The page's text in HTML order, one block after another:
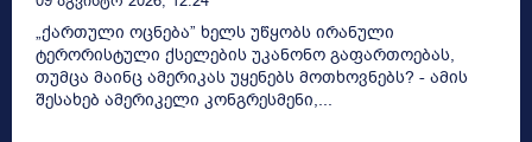
„ქართული ოცნება” ხელს უწყობს ირანული
ტერორისტული ქსელების უკანონო გაფართოებას,
თუმცა მაინც ამერიკას უყენებს მოთხოვნებს? - ამის
შესახებ ამერიკელი კონგრესმენი,...